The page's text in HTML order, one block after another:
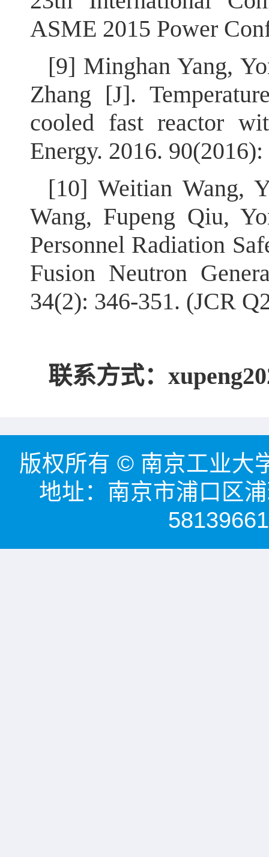
ASME 2015 Power
[9] Minghan Yang,
Zhang [J].
cooled fast reactor
Energy. 2016.
[10] Weitian Wang,
Wang, Fupeng Qiu,
Personnel Radiation
Fusion Neutron
34(2): 346-351. (JCR
联系方式：
版权所有 © 南京工业大
地址：南京市浦口区